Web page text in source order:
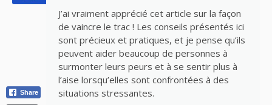
J’ai vraiment apprécié cet article sur la façon
de vaincre le trac ! Les conseils présentés ici
sont précieux et pratiques, et je pense qu’ils
peuvent aider beaucoup de personnes à
surmonter leurs peurs et à se sentir plus à
l’aise lorsqu’elles sont confrontées à des
situations stressantes.
Share